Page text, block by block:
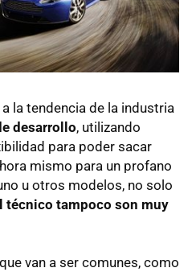
la tendencia de la industria
desarrollo, utilizando
para poder sacar
mismo para un profano
u otros modelos, no solo
técnico tampoco son muy
van a ser comunes, como